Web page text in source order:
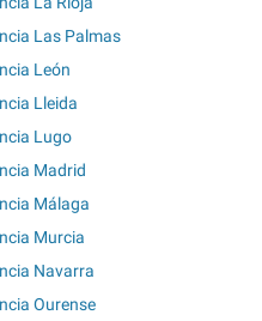
Las Palmas
León
Lleida
Lugo
Madrid
Málaga
Murcia
Navarra
Ourense